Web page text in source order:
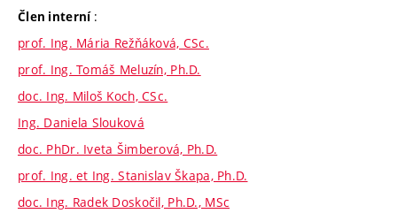
Člen interní :
prof. Ing. Mária Režňáková, CSc.
prof. Ing. Tomáš Meluzín, Ph.D.
doc. Ing. Miloš Koch, CSc.
Ing. Daniela Slouková
doc. PhDr. Iveta Šimberová, Ph.D.
prof. Ing. et Ing. Stanislav Škapa, Ph.D.
doc. Ing. Radek Doskočil, Ph.D., MSc